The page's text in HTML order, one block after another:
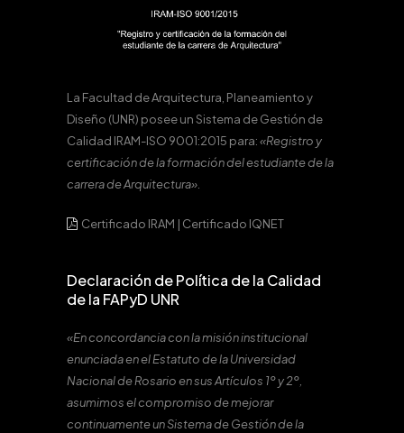
La Facultad de Arquitectura, Planeamiento y
Diseño (UNR) posee un Sistema de Gestión de
Calidad IRAM-ISO 9001:2015 para:«Registro y
certificación de la formación del estudiante de la
carrera de Arquitectura».
Certificado IRAM | Certificado IQNET
Declaración de Política de la Calidad
de la FAPyD UNR
«En concordancia con la misión institucional
enunciada en el Estatuto de la Universidad
Nacional de Rosario en sus Artículos 1º y 2º,
asumimos el compromiso de mejorar
continuamente un Sistema de Gestión de la